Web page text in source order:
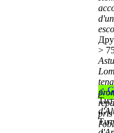
>
pris
♂